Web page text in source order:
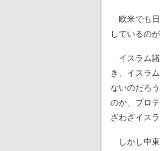
欧米でも日
しているの
イスラム諸
き、イスラ
ないのだろ
のか、プロ
ざわざイス
しかし中東